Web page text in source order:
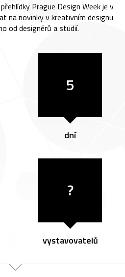
Prague Design Week je v
na novinky v kreativním designu
od designérů a studií.
5
dní
?
vystavovatelů